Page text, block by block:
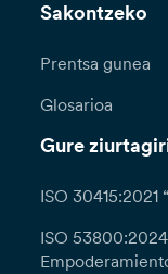
Sakontzeko
Prentsa gunea
Glosarioa
Gure
ISO
ISO